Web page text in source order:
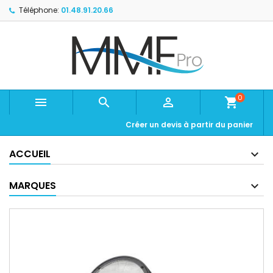
Téléphone: 01.48.91.20.66
   shopping_cart0
Créer un devis à partir du panier
ACCUEIL
MARQUES